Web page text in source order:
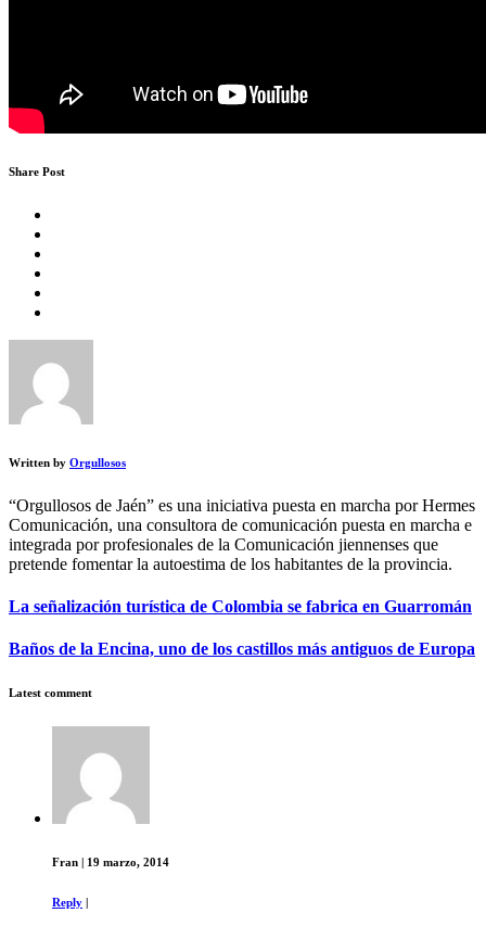
Share Post
Written by Orgullosos
“Orgullosos de Jaén” es una iniciativa puesta en marcha por Hermes
Comunicación, una consultora de comunicación puesta en marcha e
integrada por profesionales de la Comunicación jiennenses que
pretende fomentar la autoestima de los habitantes de la provincia.
La señalización turística de Colombia se fabrica en Guarromán
Baños de la Encina, uno de los castillos más antiguos de Europa
Latest comment
Fran | 19 marzo, 2014
Reply |